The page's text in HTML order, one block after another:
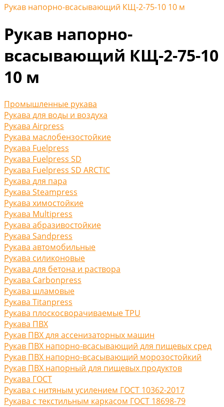
Рукав напорно-всасывающий КЩ-2-75-10 10 м
Рукав напорно-
всасывающий КЩ-2-75-10
10 м
Промышленные рукава
Рукава для воды и воздуха
Рукава Airpress
Рукава маслобензостойкие
Рукава Fuelpress
Рукава Fuelpress SD
Рукава Fuelpress SD ARCTIC
Рукава для пара
Рукава Steampress
Рукава химостойкие
Рукава Multipress
Рукава абразивостойкие
Рукава Sandpress
Рукава автомобильные
Рукава силиконовые
Рукава для бетона и раствора
Рукава Carbonpress
Рукава шламовые
Рукава Titanpress
Рукава плоскосворачиваемые TPU
Рукава ПВХ
Рукав ПВХ для ассенизаторных машин
Рукав ПВХ напорно-всасывающий для пищевых сред
Рукав ПВХ напорно-всасывающий морозостойкий
Рукав ПВХ напорный для пищевых продуктов
Рукава ГОСТ
Рукава с нитяным усилением ГОСТ 10362-2017
Рукава с текстильным каркасом ГОСТ 18698-79